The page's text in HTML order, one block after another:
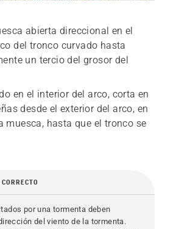
abierta direccional en el
del tronco curvado hasta
un tercio del grosor del
en el interior del arco, corta en
desde el exterior del arco, en
muesca, hasta que el tronco se
por una tormenta deben
del viento de la tormenta.